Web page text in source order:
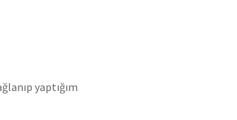
yaptığım